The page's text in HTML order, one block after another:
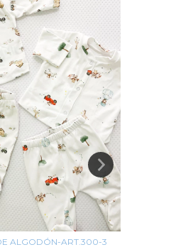
ALGODÓN-ART.300-3